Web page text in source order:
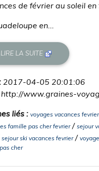
de février au soleil en
en...
LIRE LA SUITE
2017-04-05 20:01:06
http://www.graines-
liés : voyages vacances
famille pas cher fevrier/ sejour
sejour ski vacances fevrier/
cher